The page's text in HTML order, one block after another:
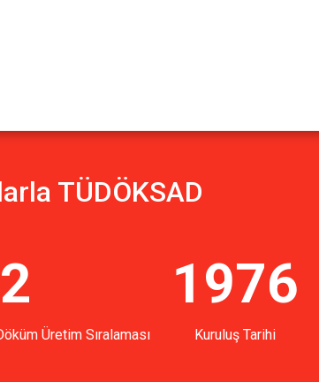
TÜDÖKSAD
2
Üretim Sıralaması
1976
Kuruluş Tarihi